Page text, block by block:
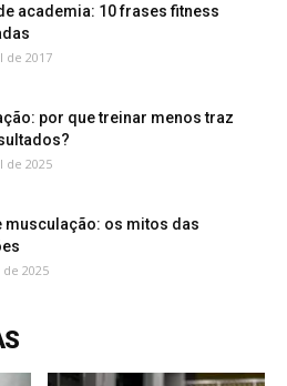
academia: 10 frases fitness
de 2017
por que treinar menos traz
de 2025
musculação: os mitos das
2025